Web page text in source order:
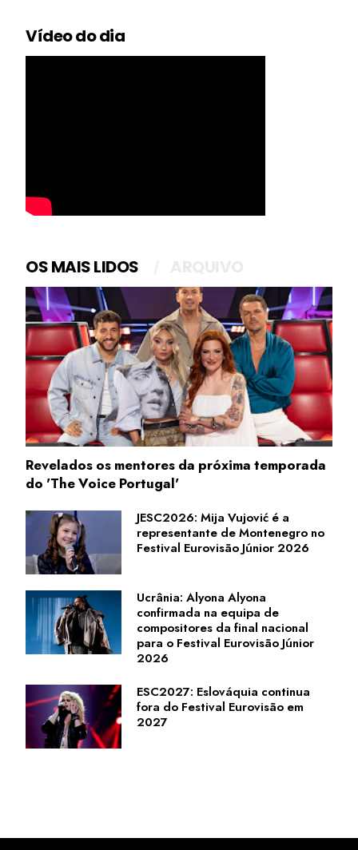
Vídeo do dia
OS MAIS LIDOS
Revelados os mentores da próxima temporada
do 'The Voice Portugal'
JESC2026: Mija Vujović é a
representante de Montenegro no
Festival Eurovisão Júnior 2026
Ucrânia: Alyona Alyona
confirmada na equipa de
compositores da final nacional
para o Festival Eurovisão Júnior
2026
ESC2027: Eslováquia continua
fora do Festival Eurovisão em
2027